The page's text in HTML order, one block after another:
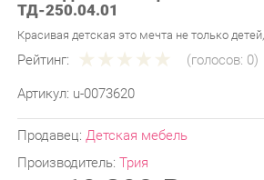
Красивая детская это мечта не только детей,
Рейтинг: (голосов:0)
u-0073620
Производитель:Трия
Цена: 19 890 ₽